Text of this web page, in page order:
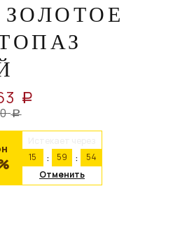
a
a
15
59
54
Отменить